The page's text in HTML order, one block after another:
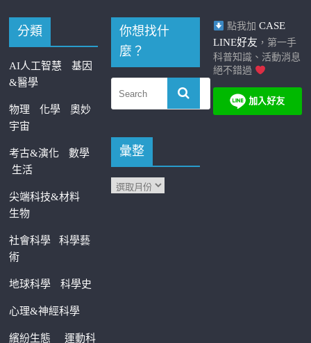
分類
AI人工智慧
基因
&醫學
物理 化學
奧妙
宇宙
考古&演化
數學
生活
尖端科技&材料
生物
社會科學科學藝
術
地球科學 科學史
心理&神經科學
繽紛生態運動科
你想找什
麼？
彙整
點我加 CASE
LINE好友 ，第一手
科普知識、活動消息
絕不錯過